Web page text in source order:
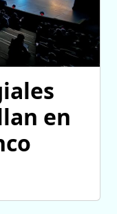
en